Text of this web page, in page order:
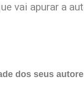
vai apurar a
dos seus